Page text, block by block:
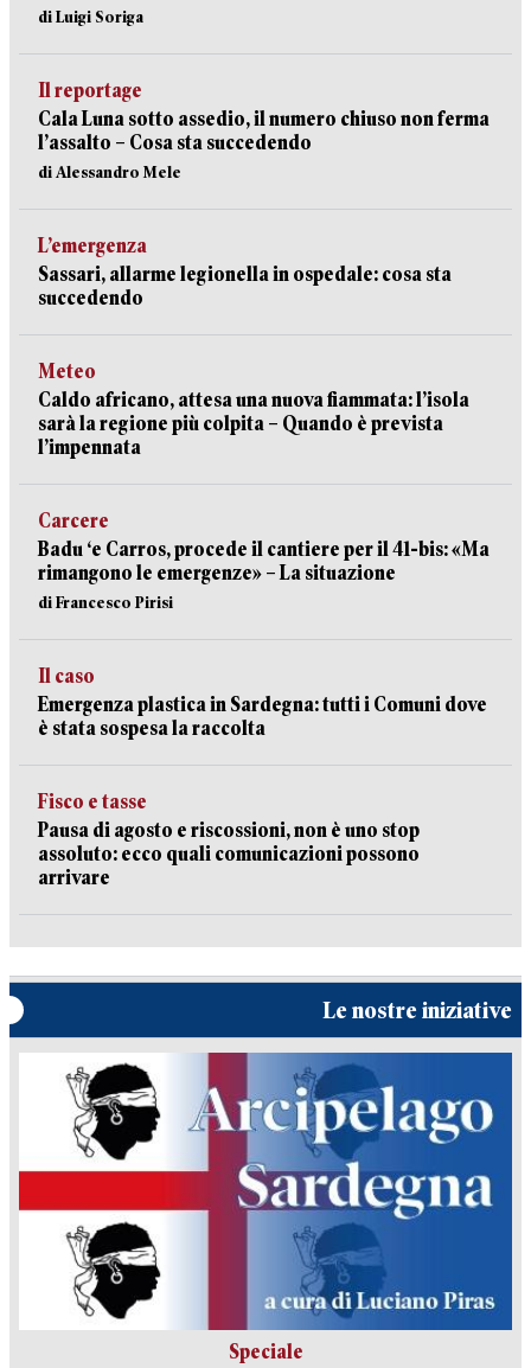
di Luigi Soriga
Il reportage
Cala Luna sotto assedio, il numero chiuso non ferma
l’assalto – Cosa sta succedendo
di Alessandro Mele
L’emergenza
Sassari, allarme legionella in ospedale: cosa sta
succedendo
Meteo
Caldo africano, attesa una nuova fiammata: l’isola
sarà la regione più colpita – Quando è prevista
l’impennata
Carcere
Badu ‘e Carros, procede il cantiere per il 41-bis: «Ma
rimangono le emergenze» – La situazione
di Francesco Pirisi
Il caso
Emergenza plastica in Sardegna: tutti i Comuni dove
è stata sospesa la raccolta
Fisco e tasse
Pausa di agosto e riscossioni, non è uno stop
assoluto: ecco quali comunicazioni possono
arrivare
Le nostre iniziative
Speciale